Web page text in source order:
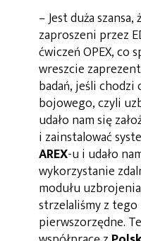
– Jest duża
zaproszeni przez
ćwiczeń OPEX, co
wreszcie
badań, jeśli
bojowego, czyli
udało nam się
i zainstalować
AREX-u i udało
wykorzystanie
modułu
strzelaliśmy z
pierwszorzędne.